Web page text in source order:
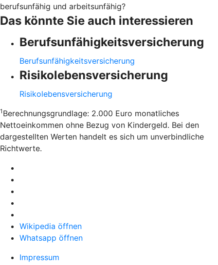
berufsunfähig und arbeitsunfähig?
Das könnte Sie auch interessieren
Berufsunfähigkeitsversicherung
Berufsunfähigkeitsversicherung
Risikolebensversicherung
Risikolebensversicherung
1 Berechnungsgrundlage: 2.000 Euro monatliches
Nettoeinkommen ohne Bezug von Kindergeld. Bei den
dargestellten Werten handelt es sich um unverbindliche
Richtwerte.
Wikipedia öffnen
Whatsapp öffnen
Impressum